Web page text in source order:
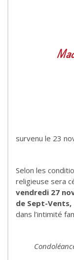
survenu le 23
Selon les
religieuse sera
vendredi 27
de Sept-Vents,
dans l’intimité